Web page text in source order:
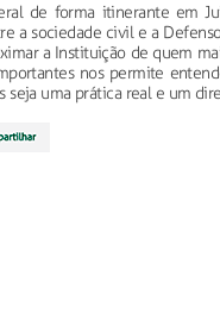
de forma itinerante em
a sociedade civil e a
a Instituição de quem
nos permite
seja uma prática real e um